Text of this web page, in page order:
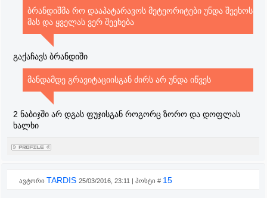
ბრანდიშმა რო დააპატარავოს მეტეორიტები უნდა შეეხოს
მას და ყველას ვერ შეეხება
გაქაჩავს ბრანდიში
მანდამდე გრავიტაციისგან ძირს არ უნდა იწვეს
2 ნაბიჯში არ დგას ფუჯისგან როგორც ზორო და დოფლას
ხალხი
ავტორი TARDIS 25/03/2016, 23:11 | პოსტი # 15